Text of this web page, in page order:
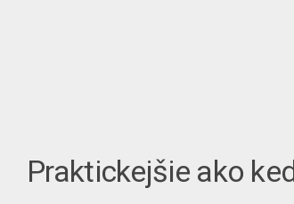
Praktickejšie ako